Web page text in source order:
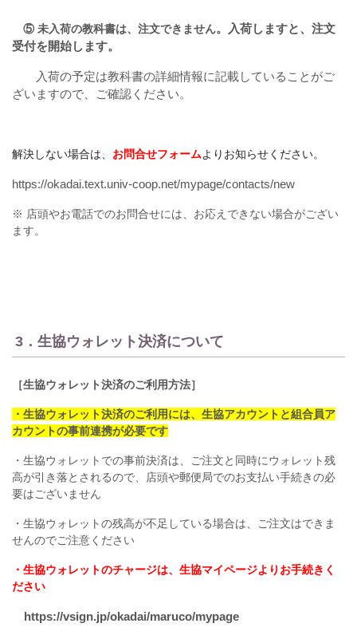
⑤ 未入荷の教科書は、注文できません。入荷しますと、注文
受付を開始します。
入荷の予定は教科書の詳細情報に記載していることがご
ざいますので、ご確認ください。
解決しない場合は、 お問合せフォームよりお知らせください。
https://okadai.text.univ-coop.net/mypage/contacts/new
※ 店頭やお電話でのお問合せには、お応えできない場合がござい
ます。
3．生協ウォレット決済について
［生協ウォレット決済のご利用方法］
・生協ウォレット決済のご利用には、生協アカウントと組合員ア
カウントの事前連携が必要です
・生協ウォレットでの事前決済は、ご注文と同時にウォレット残
高が引き落とされるので、店頭や郵便局でのお支払い手続きの必
要はございません
・生協ウォレットの残高が不足している場合は、ご注文はできま
せんのでご注意ください
・生協ウォレットのチャージは、生協マイページよりお手続きく
ださい
https://vsign.jp/okadai/maruco/mypage